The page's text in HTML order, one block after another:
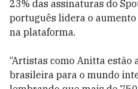
23% das assinaturas do
português lidera o
na plataforma.
“Artistas como Anitta estão
brasileira para o mundo